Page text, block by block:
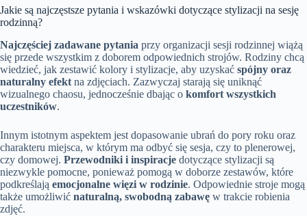
Jakie są najczęstsze pytania i wskazówki dotyczące stylizacji na sesję
rodzinną?
Najczęściej zadawane pytania przy organizacji sesji rodzinnej wiążą
się przede wszystkim z doborem odpowiednich strojów. Rodziny chcą
wiedzieć, jak zestawić kolory i stylizacje, aby uzyskać spójny oraz
naturalny efekt na zdjęciach. Zazwyczaj starają się uniknąć
wizualnego chaosu, jednocześnie dbając o komfort wszystkich
uczestników.
Innym istotnym aspektem jest dopasowanie ubrań do pory roku oraz
charakteru miejsca, w którym ma odbyć się sesja, czy to plenerowej,
czy domowej. Przewodniki i inspiracje dotyczące stylizacji są
niezwykle pomocne, ponieważ pomogą w doborze zestawów, które
podkreślają emocjonalne więzi w rodzinie. Odpowiednie stroje mogą
także umożliwić naturalną, swobodną zabawę w trakcie robienia
zdjęć.